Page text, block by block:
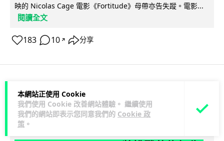
本網站正使用 Cookie
我們使用 Cookie 改善網站體驗。 繼續使用
我們的網站即表示您同意我們的 Cookie 政
策 。
映的 Nicolas Cage 電影《Fortitude》母帶亦告失蹤。電影...
閱讀全文
183 10 ↗ 分享
人工智能
Vin 1 日